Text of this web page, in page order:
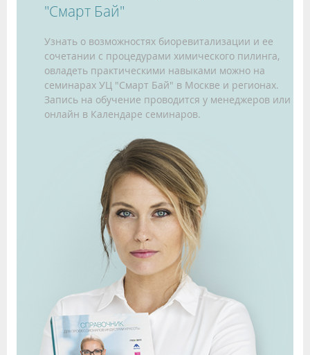
"Смарт Бай"
Узнать о возможностях биоревитализации и ее
сочетании с процедурами химического пилинга,
овладеть практическими навыками можно на
семинарах УЦ "Смарт Бай" в Москве и регионах.
Запись на обучение проводится у менеджеров или
онлайн в Календаре семинаров.